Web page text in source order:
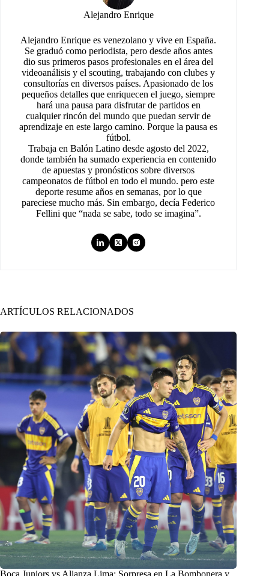
Alejandro Enrique
Alejandro Enrique es venezolano y vive en España.
Se graduó como periodista, pero desde años antes
dio sus primeros pasos profesionales en el área del
videoanálisis y el scouting, trabajando con clubes y
consultorías en diversos países. Apasionado de los
pequeños detalles que enriquecen el juego, siempre
hará una pausa para disfrutar de partidos en
cualquier rincón del mundo que puedan servir de
aprendizaje en este largo camino. Porque la pausa es
fútbol.
Trabaja en Balón Latino desde agosto del 2022,
donde también ha sumado experiencia en contenido
de apuestas y pronósticos sobre diversos
campeonatos de fútbol en todo el mundo. pero este
deporte resume años en semanas, por lo que
pareciese mucho más. Sin embargo, decía Federico
Fellini que “nada se sabe, todo se imagina”.
ARTÍCULOS RELACIONADOS